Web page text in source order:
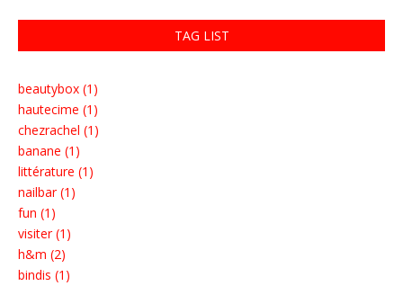
TAG LIST
beautybox (1)
hautecime (1)
chezrachel (1)
banane (1)
littérature (1)
nailbar (1)
fun (1)
visiter (1)
h&m (2)
bindis (1)